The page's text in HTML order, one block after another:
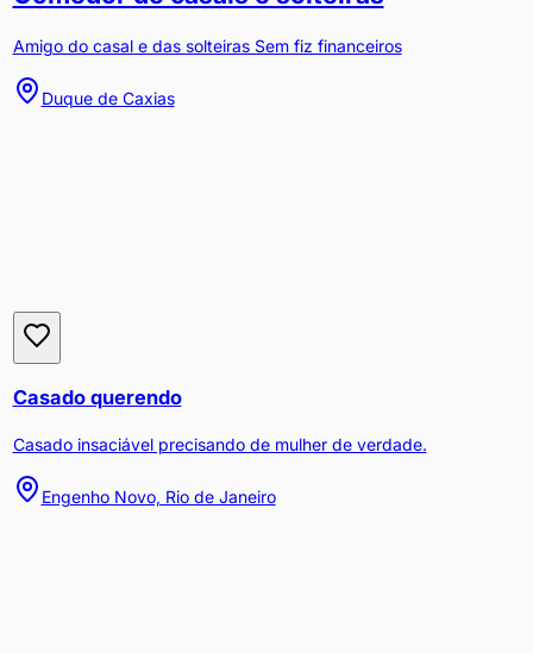
Amigo do casal e das solteiras Sem fiz financeiros
Duque de Caxias
Casado querendo
Casado insaciável precisando de mulher de verdade.
Engenho Novo, Rio de Janeiro